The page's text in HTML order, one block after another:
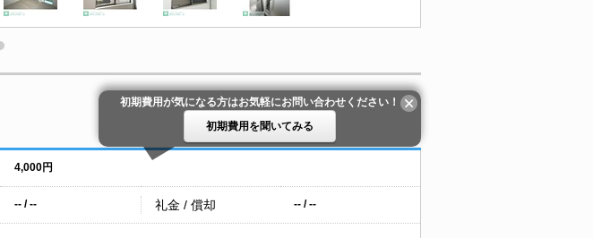
初期費用が気になる方はお気軽にお問い合わせください！
初期費用を聞いてみる
4,000円
-- / -- 礼金 / 償却 -- / --